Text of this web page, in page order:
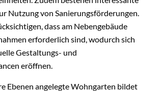
Nutzung von Sanierungsförderungen.
dass am Nebengebäude
erforderlich sind, wodurch sich
Gestaltungs- und
eröffnen.
Ebenen angelegte Wohngarten bildet